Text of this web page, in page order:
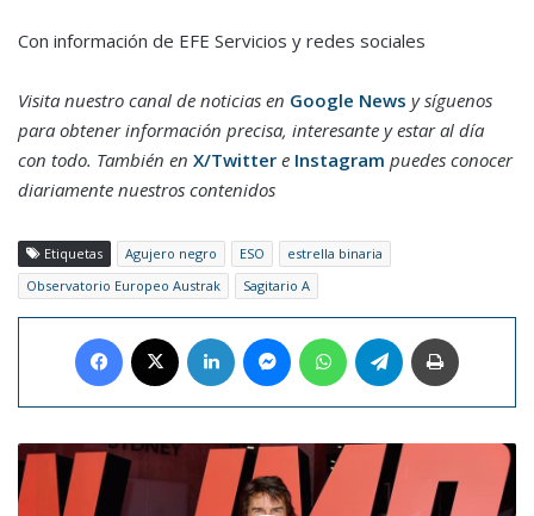
Con información de EFE Servicios y redes sociales
Visita nuestro canal de noticias en Google News y síguenos
para obtener información precisa, interesante y estar al día
con todo. También en X/Twitter e Instagram puedes conocer
diariamente nuestros contenidos
Etiquetas Agujero negro ESO
estrella binaria
Observatorio Europeo Austrak
Sagitario A
Facebook LinkedIn MessengerWhatsAppTelegram
Tom
Cruise
recibe